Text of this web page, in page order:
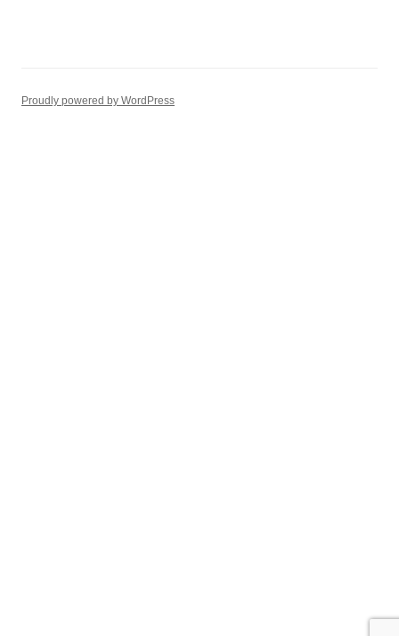
Proudly powered by WordPress